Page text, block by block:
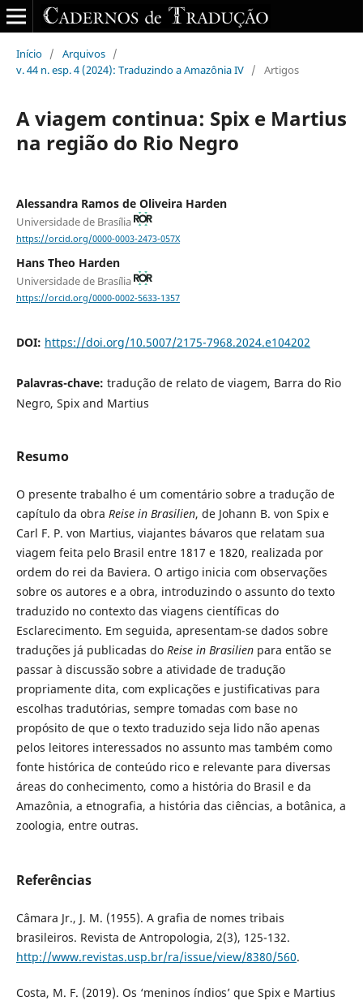
Início / Arquivos /
v. 44 n. esp. 4 (2024): Traduzindo a Amazônia IV / Artigos
A viagem continua: Spix e Martius
na região do Rio Negro
Alessandra Ramos de Oliveira Harden
Universidade de Brasília
https://orcid.org/0000-0003-2473-057X
Hans Theo Harden
Universidade de Brasília
https://orcid.org/0000-0002-5633-1357
DOI: https://doi.org/10.5007/2175-7968.2024.e104202
Palavras-chave: tradução de relato de viagem, Barra do Rio
Negro, Spix and Martius
Resumo
O presente trabalho é um comentário sobre a tradução de
capítulo da obra Reise in Brasilien, de Johann B. von Spix e
Carl F. P. von Martius, viajantes bávaros que relatam sua
viagem feita pelo Brasil entre 1817 e 1820, realizada por
ordem do rei da Baviera. O artigo inicia com observações
sobre os autores e a obra, introduzindo o assunto do texto
traduzido no contexto das viagens científicas do
Esclarecimento. Em seguida, apresentam-se dados sobre
traduções já publicadas do Reise in Brasilienpara então se
passar à discussão sobre a atividade de tradução
propriamente dita, com explicações e justificativas para
escolhas tradutórias, sempre tomadas com base no
propósito de que o texto traduzido seja lido não apenas
pelos leitores interessados no assunto mas também como
fonte histórica de conteúdo rico e relevante para diversas
áreas do conhecimento, como a história do Brasil e da
Amazônia, a etnografia, a história das ciências, a botânica, a
zoologia, entre outras.
Referências
Câmara Jr., J. M. (1955). A grafia de nomes tribais
brasileiros. Revista de Antropologia, 2(3), 125-132.
http://www.revistas.usp.br/ra/issue/view/8380/560.
Costa, M. F. (2019). Os ‘meninos índios’ que Spix e Martius